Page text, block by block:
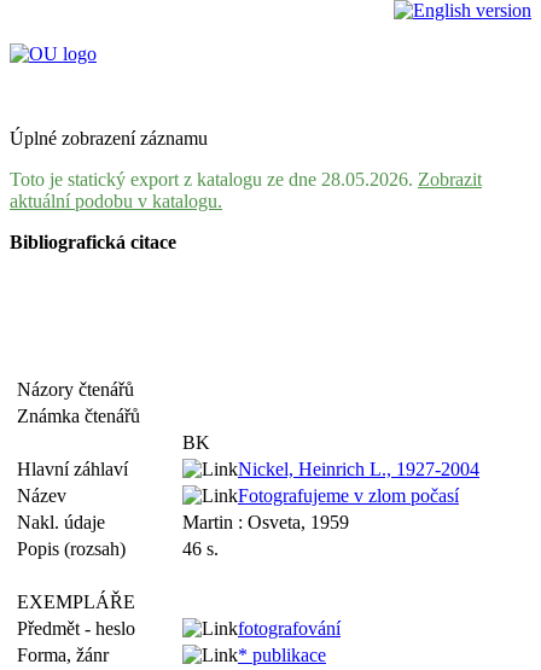
Úplné zobrazení záznamu
Toto je statický export z katalogu ze dne 28.05.2026. Zobrazit
aktuální podobu v katalogu.
Bibliografická citace
Názory čtenářů
Známka čtenářů
BK
Hlavní záhlaví
Nickel, Heinrich L., 1927-2004
Název
Fotografujeme v zlom počasí
Nakl. údaje
Martin : Osveta, 1959
Popis (rozsah)
46 s.
EXEMPLÁŘE
Předmět - heslo
fotografování
Forma, žánr
* publikace